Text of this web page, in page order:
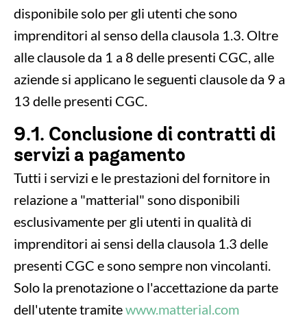
disponibile solo per gli utenti che sono
imprenditori al senso della clausola 1.3. Oltre
alle clausole da 1 a 8 delle presenti CGC, alle
aziende si applicano le seguenti clausole da 9 a
13 delle presenti CGC.
9.1. Conclusione di contratti di
servizi a pagamento
Tutti i servizi e le prestazioni del fornitore in
relazione a "matterial" sono disponibili
esclusivamente per gli utenti in qualità di
imprenditori ai sensi della clausola 1.3 delle
presenti CGC e sono sempre non vincolanti.
Solo la prenotazione o l'accettazione da parte
dell'utente tramitewww.matterial.com